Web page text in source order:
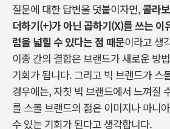
질문에 대한 답변을 덧붙이자면,콜라
더하기(+)가 아닌 곱하기(X)를 쓰는 이
럼을 넓힐 수 있다는 점 때문이라고 생
이종 간의 결합은 브랜드가 새로운 방
기회가 됩니다. 그리고 빅 브랜드가 스
경우에는, 자칫 빅 브랜드에서 느껴질
를 스몰 브랜드의 젊은 이미지나 마니
수 있는 기회가 된다고 생각합니다.